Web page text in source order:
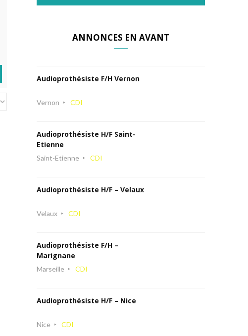
ANNONCES EN AVANT
Audioprothésiste F/H Vernon
Vernon CDI
Audioprothésiste H/F Saint-
Etienne
Saint-Etienne CDI
Audioprothésiste H/F – Velaux
Velaux CDI
Audioprothésiste F/H –
Marignane
Marseille CDI
Audioprothésiste H/F – Nice
Nice CDI